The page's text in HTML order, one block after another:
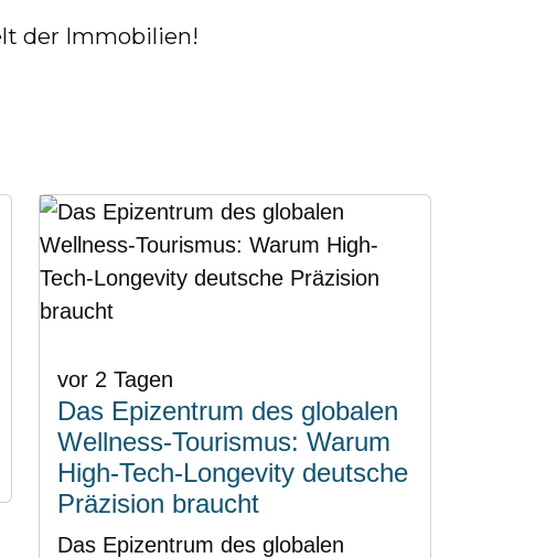
der Immobilien!
vor 2 Tagen
Das Epizentrum des globalen
Wellness-Tourismus: Warum
High-Tech-Longevity deutsche
Präzision braucht
Das Epizentrum des globalen